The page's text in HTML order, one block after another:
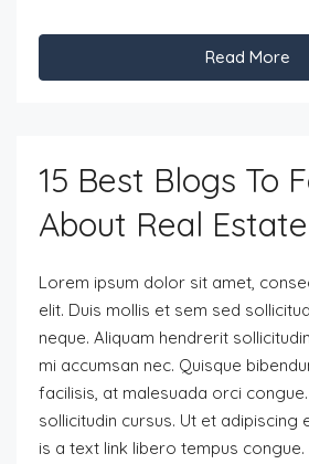
Read More
15 Best Blogs To
About Real Estate
Lorem ipsum dolor sit amet,
elit. Duis mollis et sem sed
neque. Aliquam hendrerit
mi accumsan nec. Quisque
facilisis, at malesuada orci
sollicitudin cursus. Ut et adipiscing
is a text link libero tempus